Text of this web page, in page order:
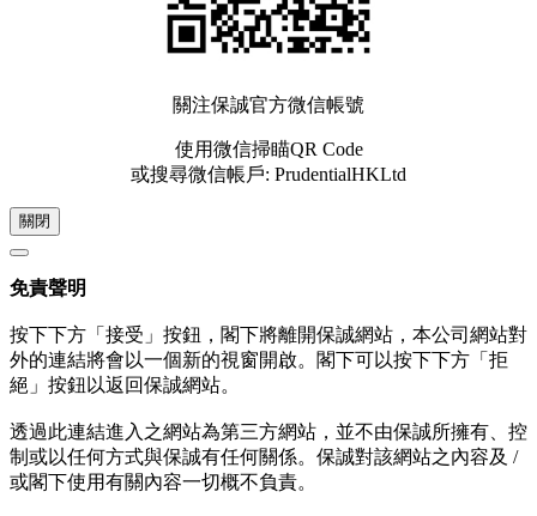
關注保誠官方微信帳號
使用微信掃瞄QR Code
或搜尋微信帳戶: PrudentialHKLtd
關閉
免責聲明
按下下方「接受」按鈕，閣下將離開保誠網站，本公司網站對
外的連結將會以一個新的視窗開啟。閣下可以按下下方「拒
絕」按鈕以返回保誠網站。
透過此連結進入之網站為第三方網站，並不由保誠所擁有、控
制或以任何方式與保誠有任何關係。保誠對該網站之內容及 /
或閣下使用有關內容一切概不負責。